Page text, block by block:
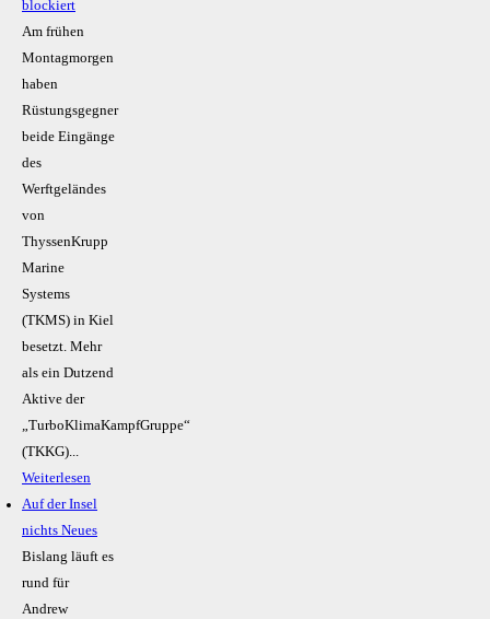
blockiert
Am frühen
Montagmorgen
haben
Rüstungsgegner
beide Eingänge
des
Werftgeländes
von
ThyssenKrupp
Marine
Systems
(TKMS) in Kiel
besetzt. Mehr
als ein Dutzend
Aktive der
„TurboKlimaKampfGruppe“
(TKKG)...
Weiterlesen
Auf der Insel
nichts Neues
Bislang läuft es
rund für
Andrew